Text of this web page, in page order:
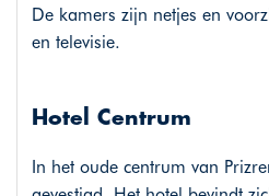
De kamers zijn netjes en
en televisie.
Hotel Centrum
In het oude centrum van